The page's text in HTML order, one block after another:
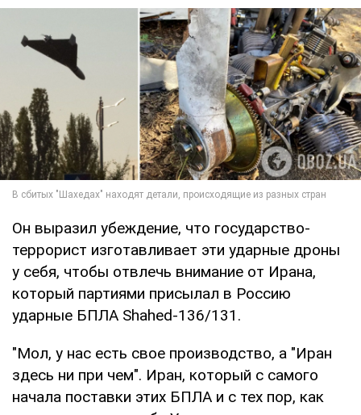
Он выразил убеждение, что государство-
террорист изготавливает эти ударные дроны
у себя, чтобы отвлечь внимание от Ирана,
который партиями присылал в Россию
ударные БПЛА Shahed-136/131.
"Мол, у нас есть свое производство, а "Иран
здесь ни при чем". Иран, который с самого
начала поставки этих БПЛА и с тех пор, как